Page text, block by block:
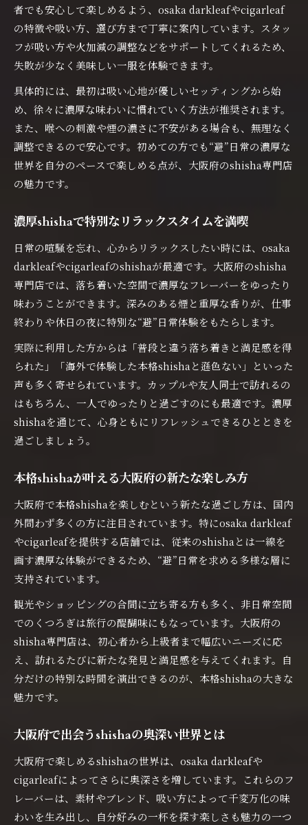
特別な夜に選びたいダークリーフshisha
ダークリーフshishaで心癒やす大阪府の夜
仕事終わりを彩るダークリーフshisha体験
ダークリーフshishaが誘う大人の夜時間
本格shisha初心者でも安心の楽しみ方
shisha初心者も安心の本格体験ガイド
初めてのshisha選び方と楽しみ方のコツ
スタッフがサポートするshisha体験の魅力
本格shishaデビューに最適な楽しみ方
初心者向けshishaで安心してリラックス
者でも安心して楽しめるよう、osaka darkleafやcigarleaf
の特徴や吸い方、選び方まで丁寧に案内しています。スタッ
フが吸い方や火加減の調整などをサポートしてくれるため、
失敗が少なく美味しい一服を体験できます。
具体的には、最初は吸い心地が優しいセッティングから始
め、徐々に濃厚な味わいに慣れていく方法が推奨されます。
また、喉への刺激や煙の濃さに不安がある場合も、無理なく
調整できるので安心です。初めての方でも“避”日常の濃厚な
世界を自分のペースで楽しめる点が、大阪府のshisha専門店
の魅力です。
濃厚shishaで特別なリラックスタイムを満喫
日常の喧騒を忘れ、心からリラックスしたい時には、osaka
darkleafやcigarleafのshishaが最適です。大阪府のshisha
専門店では、落ち着いた空間で濃厚なフレーバーをゆったり
味わうことができます。深みのある煙と重厚な香りが、仕事
終わりや休日の夜に特別な“避”日常体験をもたらします。
実際に利用した方からは「普段と違う落ち着きと満足感を得
られた」「海外で体験した本格shishaと遜色ない」といった
声も多く寄せられています。カップルや友人同士で訪れるの
はもちろん、一人でゆったりと過ごすのにも最適です。濃厚
shishaを通じて、心身ともにリフレッシュできるひとときを
過ごしましょう。
本格shishaが叶える大阪府の新たな楽しみ方
大阪府で本格shishaを楽しむという新たな過ごし方は、国内
外問わず多くの方に注目されています。特にosaka darkleaf
やcigarleafを提供する店舗では、従来のshishaとは一線を
画す濃厚な体験ができるため、“避”日常を求める多様な層に
支持されています。
観光やショッピングの合間に立ち寄る方も多く、非日常空間
でのくつろぎは旅行の醍醐味にもなっています。大阪府の
shisha専門店は、初心者から上級者まで幅広いニーズに応
え、訪れるたびに新たな発見と満足感を与えてくれます。自
分だけの特別な時間を演出できるのが、本格shishaの大きな
魅力です。
大阪府で出会うshishaの奥深い世界とは
大阪府で楽しめるshishaの世界は、osaka darkleafや
cigarleafによってさらに奥深さを増しています。これらのフ
レーバーは、素材やブレンド、吸い方によって千変万化の味
わいを生み出し、自分好みの一杯を探す楽しさも魅力の一つ